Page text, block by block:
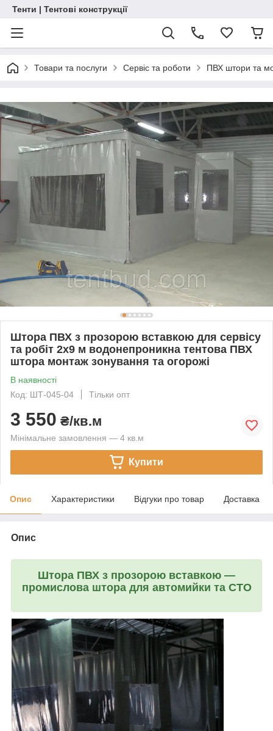
Тенти | Тентові конструкції
Товари та послуги Сервіс та роботи ПВХ штори та
Штора ПВХ з прозорою вставкою для сервісу
та робіт 2x9 м водонепроникна тентова ПВХ
штора монтаж зонування та огорожі
В наявності
Код: ШТ-045-04
Тільки опт
3 550 ₴/кв.м
Мінімальне замовлення — 4 кв.м
Купити
Опис Характеристики Відгуки про товар Доставка
Опис
Штора ПВХ з прозорою вставкою —
промислова штора для автомийки та СТО